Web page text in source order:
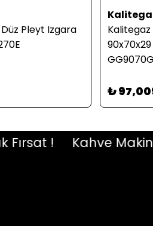
Pleyt Izgara
Kalitegaz
₺
! Kahve